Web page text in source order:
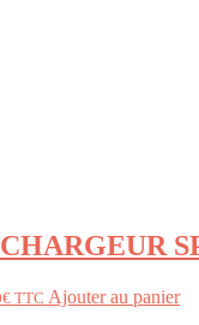
€ TTC Ajouter au panier